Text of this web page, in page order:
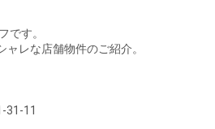
です。
レな店舗物件のご紹介。
31-11